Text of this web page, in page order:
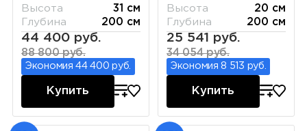
Высота
31 см
Глубина
200 см
44 400 руб.
88 800 руб.
Экономия 44 400 руб.
Купить
Высота
20 см
Глубина
200 см
25 541 руб.
34 054 руб.
Экономия 8 513 руб.
Купить